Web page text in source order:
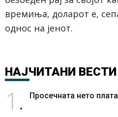
времиња, доларот е,
однос на јенот.
НАЈЧИТАНИ ВЕСТИ
1 Просечната нето